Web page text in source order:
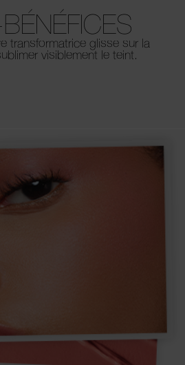
transformatrice glisse sur la
visiblement le teint.